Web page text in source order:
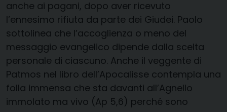
anche ai pagani, dopo aver ricevuto
l’ennesimo rifiuta da parte dei Giudei. Paolo
sottolinea che l’accoglienza o meno del
messaggio evangelico dipende dalla scelta
personale di ciascuno. Anche il veggente di
Patmos nel libro dell’Apocalisse contempla una
folla immensa che sta davanti all’Agnello
immolato ma vivo (Ap 5,6) perché sono